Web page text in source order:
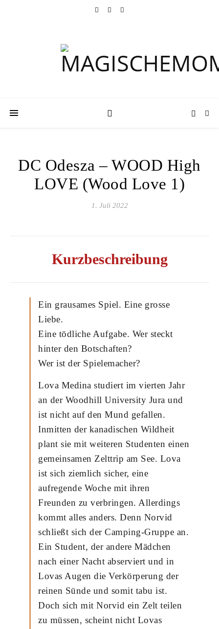
DC Odesza – WOOD High
LOVE (Wood Love 1)
1. Juli 2022
Kurzbeschreibung
Ein grausames Spiel. Eine grosse
Liebe.
Eine tödliche Aufgabe. Wer steckt
hinter den Botschaften?
Wer ist der Spielemacher?
Lova Medina studiert im vierten Jahr
an der Woodhill University Jura und
ist nicht auf den Mund gefallen.
Inmitten der kanadischen Wildheit
plant sie mit weiteren Studenten einen
gemeinsamen Zelttrip am See. Lova
ist sich ziemlich sicher, eine
aufregende Woche mit ihren
Freunden zu verbringen. Allerdings
kommt alles anders. Denn Norvid
schließt sich der Camping-Gruppe an.
Ein Student, der andere Mädchen
nach einer Nacht abserviert und in
Lovas Augen die Verkörperung der
reinen Sünde und somit tabu ist.
Doch sich mit Norvid ein Zelt teilen
zu müssen, scheint nicht Lovas